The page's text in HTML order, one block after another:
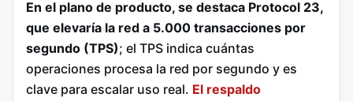
En el plano de producto, se destaca Protocol 23,
que elevaría la red a 5.000 transacciones por
segundo (TPS); el TPS indica cuántas
operaciones procesa la red por segundo y es
clave para escalar uso real. El respaldo